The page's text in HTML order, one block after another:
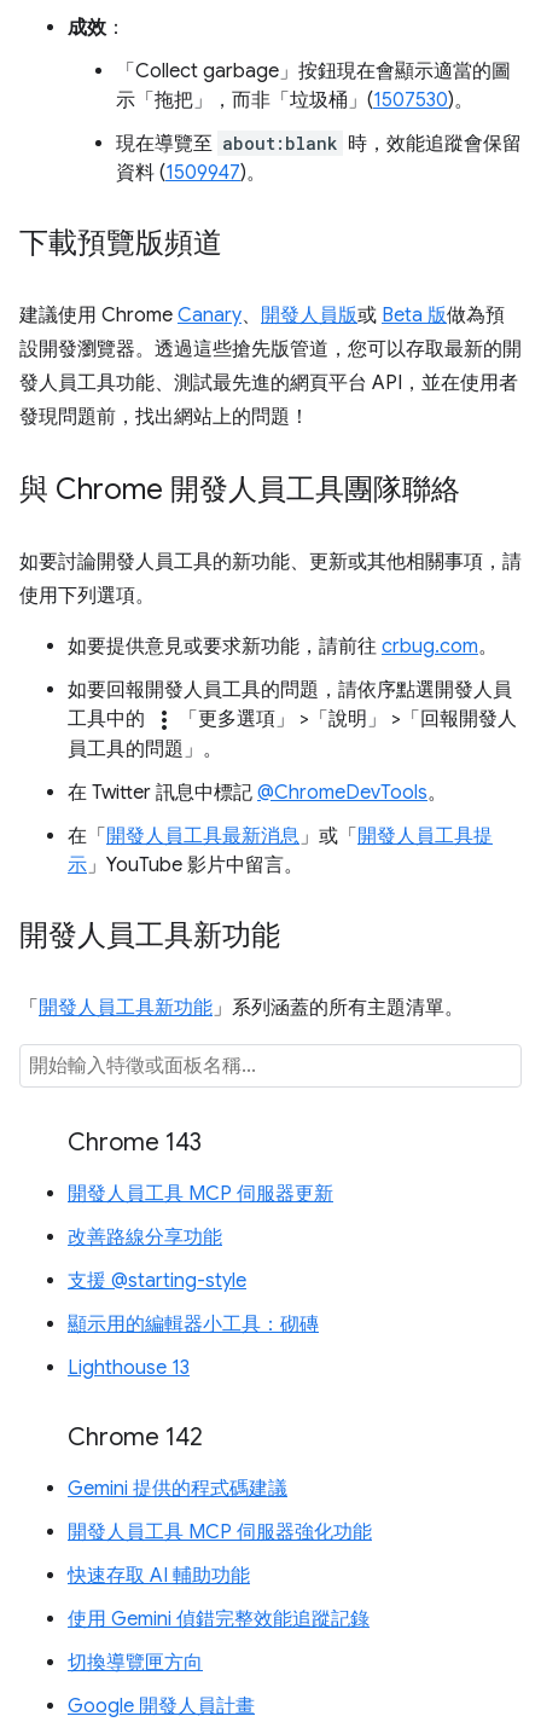
成效 ：
「Collect garbage」 按鈕現在會顯示適當的圖
示「拖把」，而非「垃圾桶」(1507530)。
現在導覽至 about:blank 時，效能追蹤會保留
資料 (1509947)。
下載預覽版頻道
建議使用 Chrome Canary、 開發人員版或 Beta 版做為預
設開發瀏覽器。透過這些搶先版管道，您可以存取最新的開
發人員工具功能、測試最先進的網頁平台 API，並在使用者
發現問題前，找出網站上的問題！
與 Chrome 開發人員工具團隊聯絡
如要討論開發人員工具的新功能、更新或其他相關事項，請
使用下列選項。
如要提供意見或要求新功能，請前往 crbug.com。
如要回報開發人員工具的問題，請依序點選開發人員
工具中的
more_vert 「更多選項」 >「說明」
>「回報開發人
員工具的問題」 。
在 Twitter 訊息中標記 @ChromeDevTools。
在「開發人員工具最新消息 」或「開發人員工具提
示 」YouTube 影片中留言。
開發人員工具新功能
「開發人員工具新功能 」系列涵蓋的所有主題清單。
Chrome 143
開發人員工具 MCP 伺服器更新
改善路線分享功能
支援 @starting-style
顯示用的編輯器小工具：砌磚
Lighthouse 13
Chrome 142
Gemini 提供的程式碼建議
開發人員工具 MCP 伺服器強化功能
快速存取 AI 輔助功能
使用 Gemini 偵錯完整效能追蹤記錄
切換導覽匣方向
Google 開發人員計畫